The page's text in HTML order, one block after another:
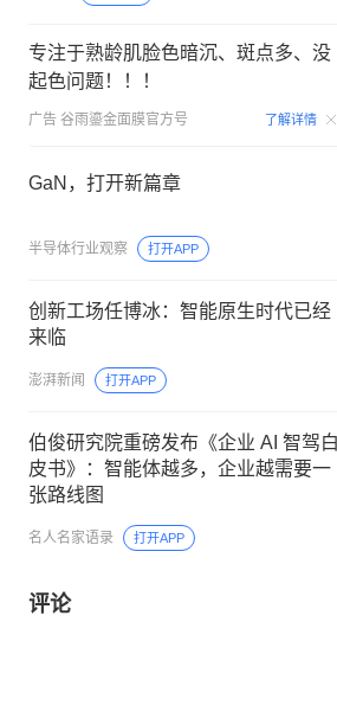
专注于熟龄肌脸色暗沉、斑点多、没
起色问题！！！
广告 谷雨鎏金面膜官方号 了解详情
GaN，打开新篇章
半导体行业观察 打开APP
创新工场任博冰：智能原生时代已经
来临
澎湃新闻 打开APP
伯俊研究院重磅发布《企业 AI 智驾白
皮书》：智能体越多，企业越需要一
张路线图
名人名家语录 打开APP
评论